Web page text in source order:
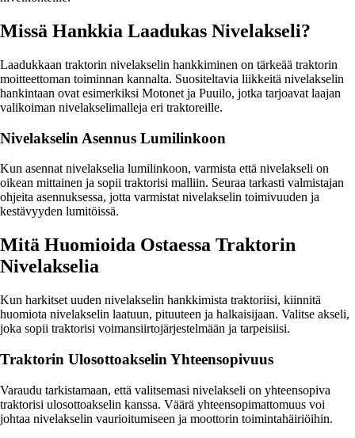
Missä Hankkia Laadukas Nivelakseli?
Laadukkaan traktorin nivelakselin hankkiminen on tärkeää traktorin
moitteettoman toiminnan kannalta. Suositeltavia liikkeitä nivelakselin
hankintaan ovat esimerkiksi Motonet ja Puuilo, jotka tarjoavat laajan
valikoiman nivelakselimalleja eri traktoreille.
Nivelakselin Asennus Lumilinkoon
Kun asennat nivelakselia lumilinkoon, varmista että nivelakseli on
oikean mittainen ja sopii traktorisi malliin. Seuraa tarkasti valmistajan
ohjeita asennuksessa, jotta varmistat nivelakselin toimivuuden ja
kestävyyden lumitöissä.
Mitä Huomioida Ostaessa Traktorin
Nivelakselia
Kun harkitset uuden nivelakselin hankkimista traktoriisi, kiinnitä
huomiota nivelakselin laatuun, pituuteen ja halkaisijaan. Valitse akseli,
joka sopii traktorisi voimansiirtojärjestelmään ja tarpeisiisi.
Traktorin Ulosottoakselin Yhteensopivuus
Varaudu tarkistamaan, että valitsemasi nivelakseli on yhteensopiva
traktorisi ulosottoakselin kanssa. Väärä yhteensopimattomuus voi
johtaa nivelakselin vaurioitumiseen ja moottorin toimintahäiriöihin.